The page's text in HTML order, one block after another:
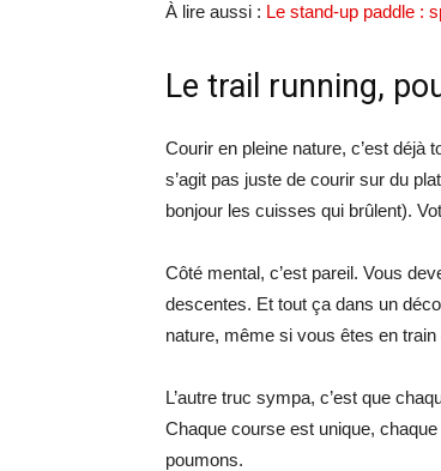
À lire aussi : Le stand-up paddle :
Le trail running,
Courir en pleine nature, c’est déjà
s’agit pas juste de courir sur du
bonjour les cuisses qui brûlent).
Côté mental, c’est pareil. Vous
descentes. Et tout ça dans un
nature, même si vous êtes en
L’autre truc sympa, c’est que
Chaque course est unique,
poumons.